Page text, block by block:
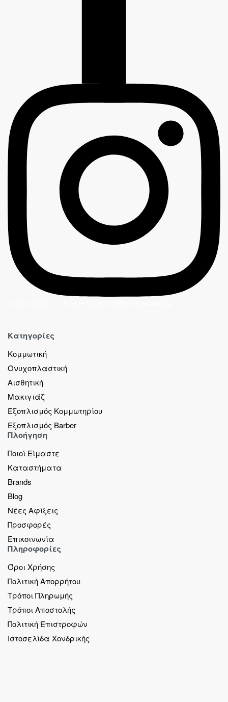
Κατηγορίες
Κομμωτική
Ονυχοπλαστική
Αισθητική
Μακιγιάζ
Εξοπλισμός Κομμωτηρίου
Εξοπλισμός Barber
Πλοήγηση
Ποιοί Είμαστε
Καταστήματα
Brands
Blog
Νέες Αφίξεις
Προσφορές
Επικοινωνία
Πληροφορίες
Όροι Χρήσης
Πολιτική Απορρήτου
Τρόποι Πληρωμής
Τρόποι Αποστολής
Πολιτική Επιστροφών
Ιστοσελίδα Χονδρικής